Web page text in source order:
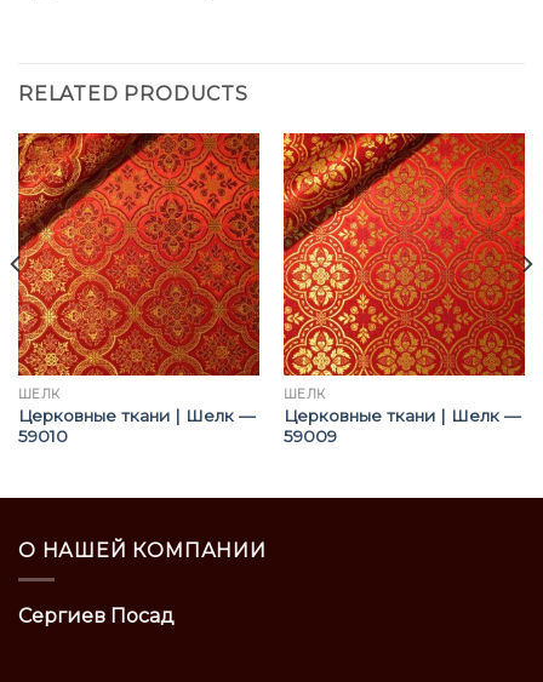
RELATED PRODUCTS
ШЁЛК
Церковные ткани | Шелк —
59010
ШЁЛК
Церковные ткани | Шелк —
59009
О НАШЕЙ КОМПАНИИ
Сергиев Посад